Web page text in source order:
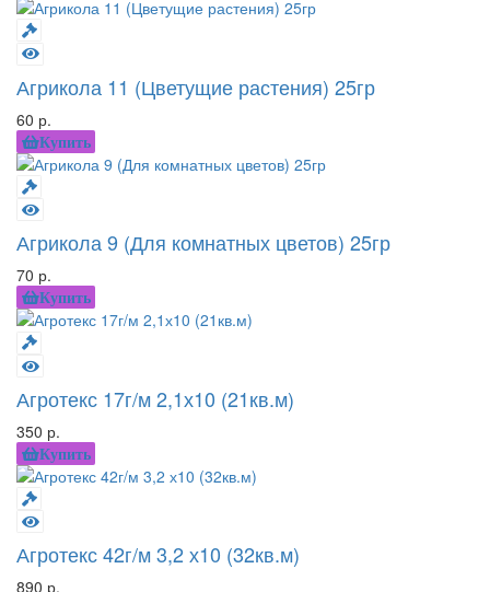
Агрикола 11 (Цветущие растения) 25гр
60 р.
Купить
Агрикола 9 (Для комнатных цветов) 25гр
70 р.
Купить
Агротекс 17г/м 2,1х10 (21кв.м)
350 р.
Купить
Агротекс 42г/м 3,2 х10 (32кв.м)
890 р.